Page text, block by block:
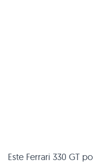
Este Ferrari 330 GT